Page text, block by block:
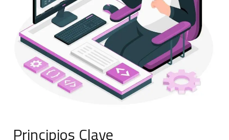
Principios Clave